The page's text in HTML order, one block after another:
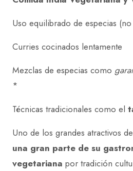
Uso equilibrado de especias
Curries cocinados lentamente
Mezclas de especias como
*
Técnicas tradicionales como el
Uno de los grandes atractivos
una gran parte de su
vegetariana por tradición